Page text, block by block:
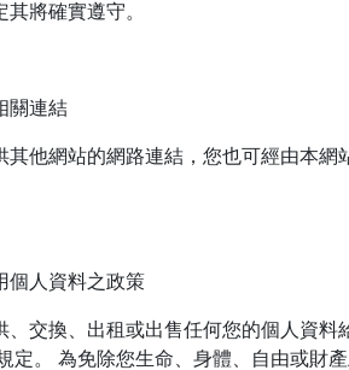
將確實遵守。
關連結
其他網站的網路連結，您也可經由本
個人資料之政策
、交換、出租或出售任何您的個人資
定。 為免除您生命、身體、自由或財